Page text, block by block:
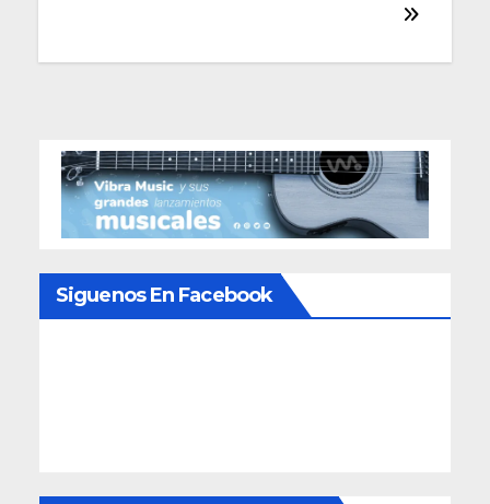
Siguenos En Facebook